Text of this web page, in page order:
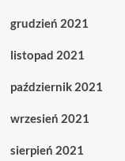
grudzień 2021
listopad 2021
październik 2021
wrzesień 2021
sierpień 2021